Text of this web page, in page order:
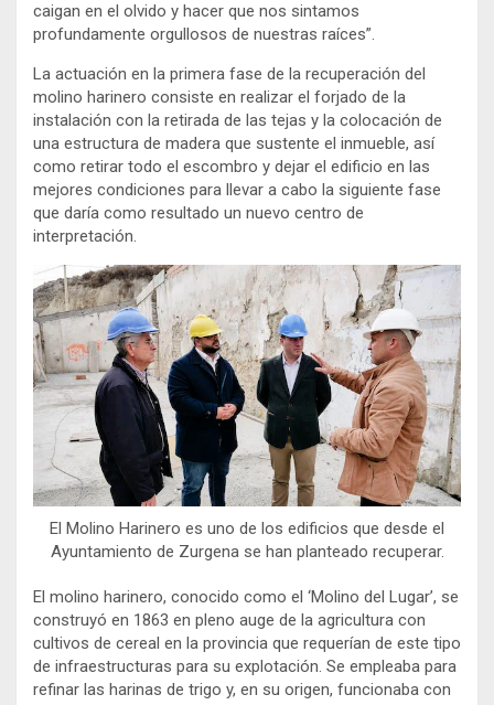
caigan en el olvido y hacer que nos sintamos
profundamente orgullosos de nuestras raíces”.
La actuación en la primera fase de la recuperación del
molino harinero consiste en realizar el forjado de la
instalación con la retirada de las tejas y la colocación de
una estructura de madera que sustente el inmueble, así
como retirar todo el escombro y dejar el edificio en las
mejores condiciones para llevar a cabo la siguiente fase
que daría como resultado un nuevo centro de
interpretación.
El Molino Harinero es uno de los edificios que desde el
Ayuntamiento de Zurgena se han planteado recuperar.
El molino harinero, conocido como el ‘Molino del Lugar’, se
construyó en 1863 en pleno auge de la agricultura con
cultivos de cereal en la provincia que requerían de este tipo
de infraestructuras para su explotación. Se empleaba para
refinar las harinas de trigo y, en su origen, funcionaba con